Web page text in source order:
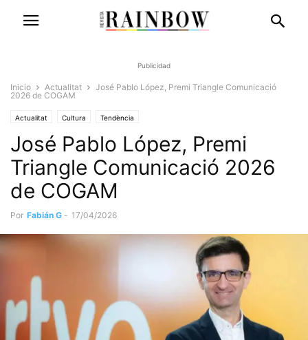
Publicidad
Inicio Actualitat
José Pablo López, Premi Triangle Comunicació
2026 de COGAM
Actualitat Cultura Tendència
José Pablo López, Premi
Triangle Comunicació 2026
de COGAM
Por Fabián G - 17/04/2026